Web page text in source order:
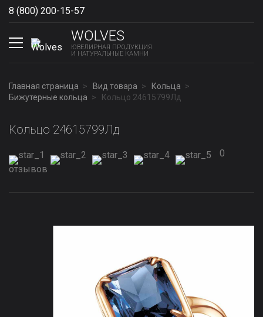
8 (800) 200-15-57
WOLVES
ЮВЕЛИРНАЯ ПРОДУКЦИЯ
И НАТУРАЛЬНЫЕ КАМНИ
Главная страница Вид товара
Кольца
Бижутерные кольца
Кольцо 24615799Лд
Кольцо 24615799Лд
0
отзывов